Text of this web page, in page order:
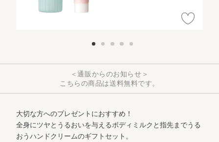
＜通販からのお知らせ＞
こちらの商品は送料無料です。
大切な方へのプレゼントにおすすめ！
全身にツヤとうるおいを与えるボディミルクと指先までうる
おうハンドクリームのギフトセット。